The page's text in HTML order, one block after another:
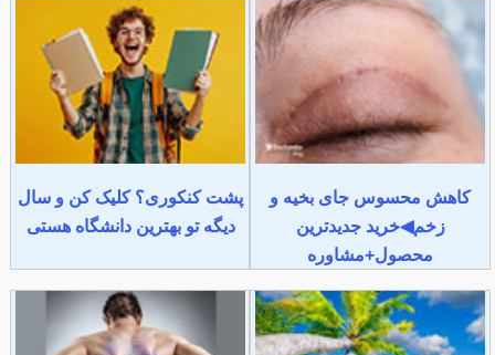
کاهش محسوس جای بخیه و
زخم◀خرید جدیدترین
محصول+مشاوره
پشت کنکوری؟ کلیک کن و سال
دیگه تو بهترین دانشگاه هستی